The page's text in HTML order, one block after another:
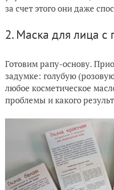
за счет этого они даже
2. Маска для лица с
Готовим рапу-основу.
задумке: голубую
любое косметическое
проблемы и какого